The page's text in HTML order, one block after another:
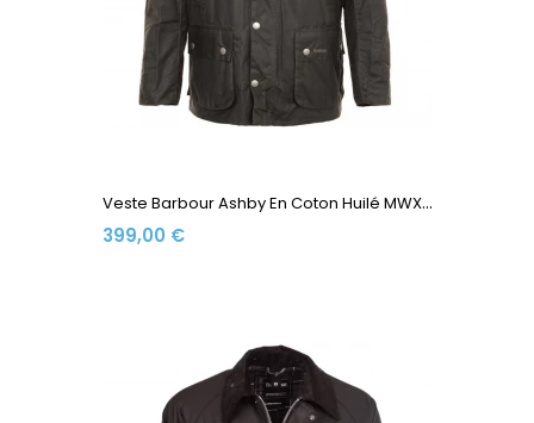
V
Este Barbour Ashby En Coton Huilé MWX0339-OL71 Olive
399,00 €